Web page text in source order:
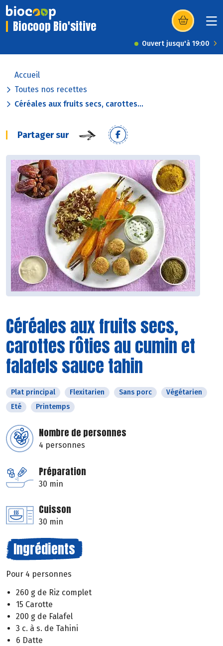
Biocoop Bio'sitive (s’ouvre dans
Ouvert jusqu'à 19:00
Accueil
Toutes nos recettes
Céréales aux fruits secs, carottes...
Partager sur
Céréales aux fruits secs,
carottes rôties au cumin et
falafels sauce tahin
Plat principal Flexitarien Sans porc
Végétarien
Eté
Printemps
Nombre de personnes
4 personnes
Préparation
30 min
Cuisson
30 min
Ingrédients
Pour 4 personnes
260 g de Riz complet
15 Carotte
200 g de Falafel
3 c. à s. de Tahini
6 Datte